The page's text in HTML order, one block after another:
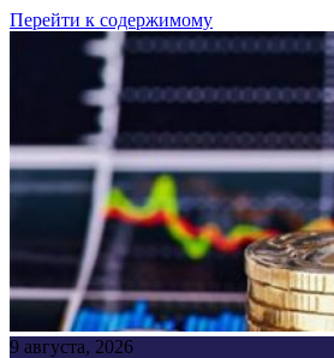
Перейти к содержимому
9 августа, 2026